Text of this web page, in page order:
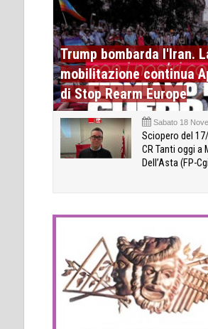
Trump bombarda l'Iran.
mobilitazione continua
di Stop Rearm Europe
Sabato 18
Sciopero del
CR Tanti oggi a
Dell’Asta (FP-